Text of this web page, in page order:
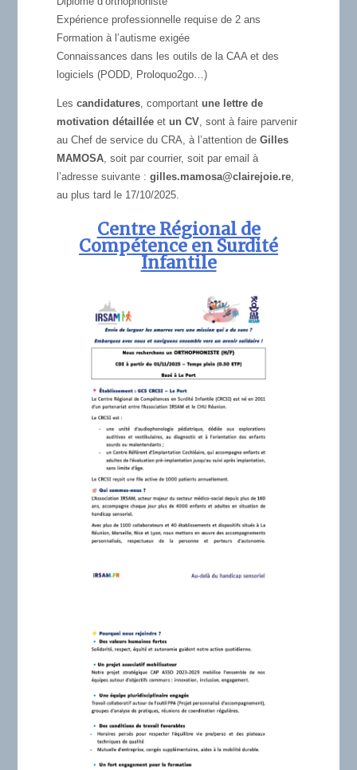
Expérience professionnelle requise de 2 ans
Formation à l’autisme exigée
Connaissances dans les outils de la CAA et des
logiciels (PODD, Proloquo2go…)
Les candidatures, comportant une lettre de
motivation détailléeet un CV, sont à faire parvenir
au Chef de service du CRA, à l’attention de Gilles
MAMOSA, soit par courrier, soit par email à
l’adresse suivante : gilles.mamosa@clairejoie.re,
au plus tard le 17/10/2025.
Centre Régional de
Compétence en Surdité
Infantile